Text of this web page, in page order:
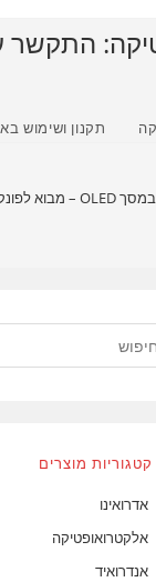
התקשר
תקנון ושימוש
קטגוריות מוצרים
אדרואינו
אלקטרואופטיקה
אנדרואיד